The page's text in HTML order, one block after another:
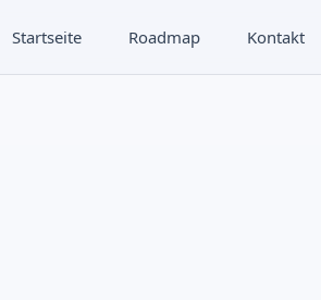
Startseite Roadmap Kontakt